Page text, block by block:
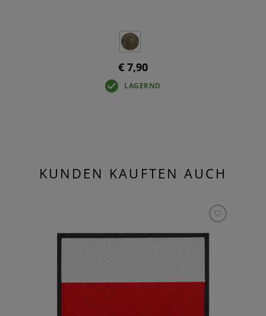
€ 7,90
LAGERND
KUNDEN KAUFTEN AUCH